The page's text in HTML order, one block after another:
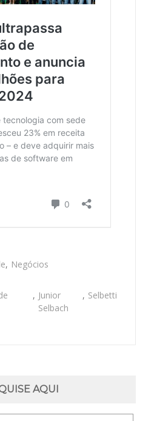
, Negócios
, Junior
Selbach
, Selbetti
AQUI